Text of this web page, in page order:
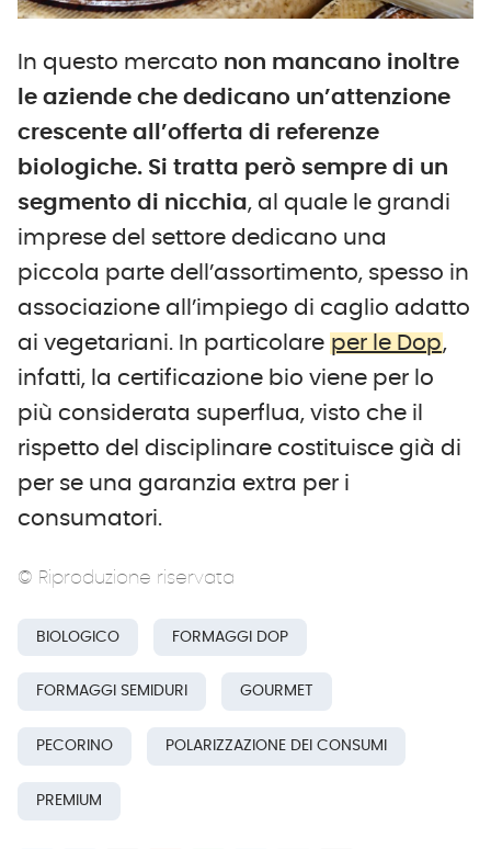
In questo mercato non mancano inoltre
le aziende che dedicano un’attenzione
crescente all’offerta di referenze
biologiche. Si tratta però sempre di un
segmento di nicchia, al quale le grandi
imprese del settore dedicano una
piccola parte dell’assortimento, spesso in
associazione all’impiego di caglio adatto
ai vegetariani. In particolare per le Dop,
infatti, la certificazione bio viene per lo
più considerata superflua, visto che il
rispetto del disciplinare costituisce già di
per se una garanzia extra per i
consumatori.
© Riproduzione riservata
BIOLOGICO FORMAGGI DOP
FORMAGGI SEMIDURI GOURMET
PECORINO POLARIZZAZIONE DEI CONSUMI
PREMIUM